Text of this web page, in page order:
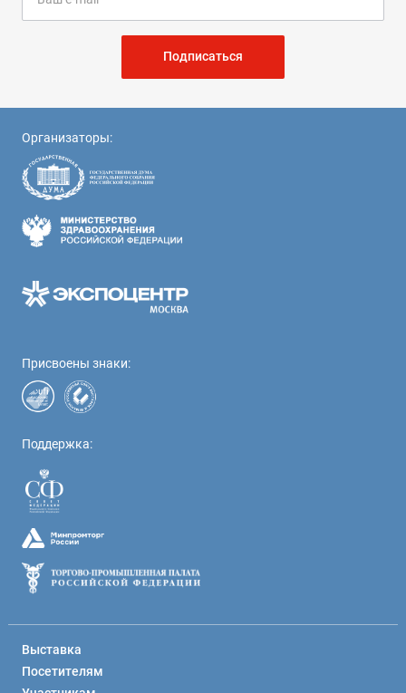
Подписаться
Организаторы:
Присвоены знаки:
Поддержка:
Выставка
Посетителям